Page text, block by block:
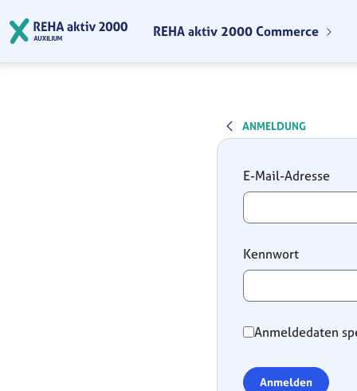
REHA aktiv 2000 Commerce
ANMELDUNG
Anmeldung
E-Mail-Adresse
Kennwort
Anmeldedaten
Anmelden